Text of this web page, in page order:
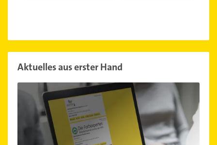
Aktuelles aus erster Hand